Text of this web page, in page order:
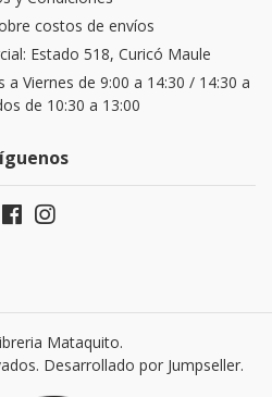
costos de envíos
Estado 518, Curicó Maule
Viernes de 9:00 a 14:30 / 14:30 a
de 10:30 a 13:00
Mataquito.
Desarrollado por Jumpseller.